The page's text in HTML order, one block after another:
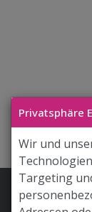
Privatsphäre
Wir und
Targeting